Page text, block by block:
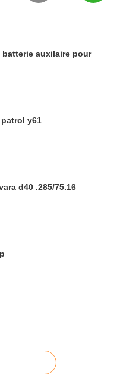
auxilaire pour
y61
d40 .285/75.16